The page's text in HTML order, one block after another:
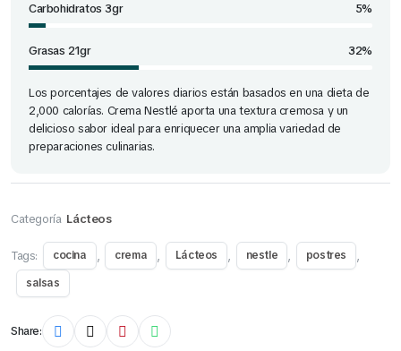
2.50
Carbohidratos 3gr 5%
Grasas 21gr 32%
Los porcentajes de valores diarios están basados en una dieta de
2,000 calorías. Crema Nestlé aporta una textura cremosa y un
delicioso sabor ideal para enriquecer una amplia variedad de
preparaciones culinarias.
Categoría Lácteos
Tags: cocina , crema , Lácteos , nestle , postres ,
salsas
Share: